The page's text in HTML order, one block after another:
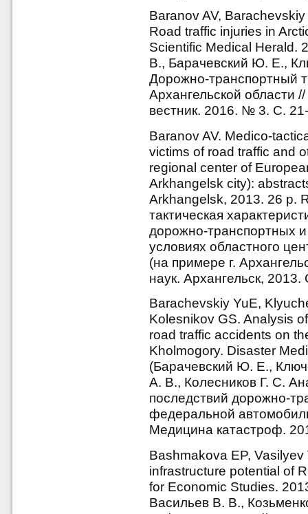
Baranov AV,
Road traffic injuries in
Scientific Medical Herald.
В., Барачевский Ю. Е.,
Дорожно-транспортный
Архангельской области
вестник. 2016. № 3. С.
Baranov AV. Medico-
victims of road traffic and
regional center of
Arkhangelsk city):
Arkhangelsk, 2013. 26 p.
тактическая
дорожно-транспортных
условиях областного
(на примере г.
наук. Архангельск, 2013.
Barachevskiy YuE,
Kolesnikov GS. Analysis
road traffic accidents on
Kholmogory. Disaster
(Барачевский Ю. Е.,
А. В., Колесников Г. С.
последствий дорожно-
федеральной
Медицина катастроф.
Bashmakova EP,
infrastructure potential of
for Economic Studies.
Васильев В. В.,